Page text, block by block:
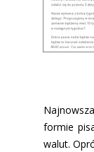
formie
walut.